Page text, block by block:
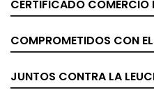
CERTIFICADO COMERCIO
COMPROMETIDOS CON
JUNTOS CONTRA LA